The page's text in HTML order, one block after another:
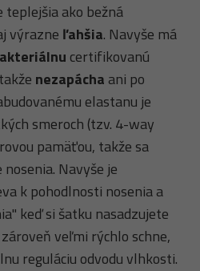
teplejšia ako bežná
výrazne ľahšia. Navyše má
certifikovanú
nezapácha ani po
elastanu je
smeroch (tzv. 4-way
pamäťou, takže sa
Navyše je
k pohodlnosti nosenia a
keď si šatku nasadzujete
veľmi rýchlo schne,
reguláciu odvodu vlhkosti.